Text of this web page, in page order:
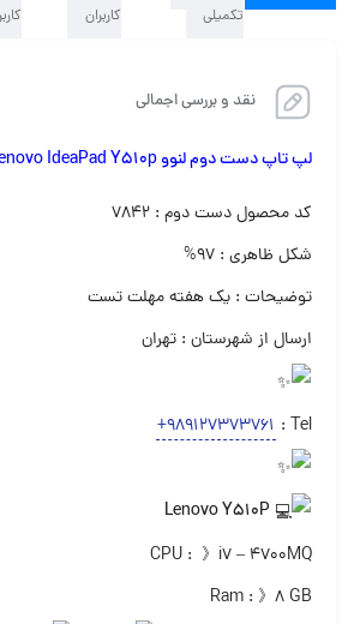
تکمیلی
کاربران
نقد و بررسی اجمالی
لپ تاپ دست دوم لنوو Lenovo IdeaPad Y510p
کد محصول دست دوم : ۷۸۴۲
شکل ظاهری : ۹۷%
توضیحات : یک هفته مهلت تست
ارسال از شهرستان : تهران
Tel :
+989127373761
CPU : 》i7 – 4700MQ
Ram : 》۸ GB